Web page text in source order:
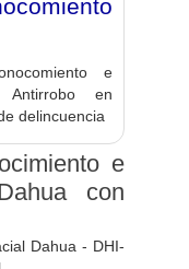
de post
Ubicación
y
Contacto
Blog ▾
e
Antirrobo en
delincuencia
e
con